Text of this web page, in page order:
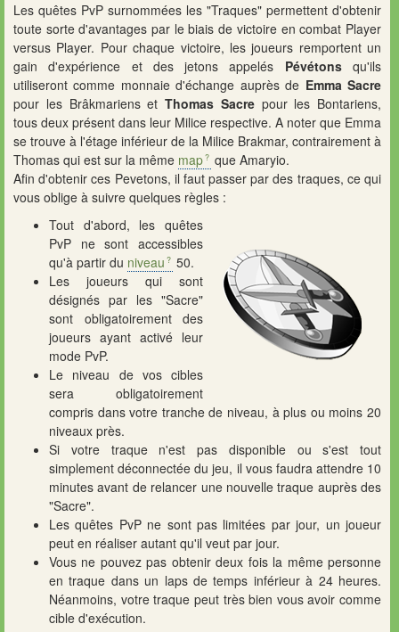
Les quêtes PvP surnommées les "Traques" permettent d'obtenir
toute sorte d'avantages par le biais de victoire en combat Player
versus Player. Pour chaque victoire, les joueurs remportent un
gain d'expérience et des jetons appelés Pévétonsqu'ils
utiliseront comme monnaie d'échange auprès de Emma Sacre
pour les Brâkmariens et Thomas Sacrepour les Bontariens,
tous deux présent dans leur Milice respective. A noter que Emma
se trouve à l'étage inférieur de la Milice Brakmar, contrairement à
Thomas qui est sur la même map
que Amaryio.
Afin d'obtenir ces Pevetons, il faut passer par des traques, ce qui
vous oblige à suivre quelques règles :
Tout d'abord, les quêtes
PvP ne sont accessibles
qu'à partir du niveau
50.
Les joueurs qui sont
désignés par les "Sacre"
sont obligatoirement des
joueurs ayant activé leur
mode PvP.
Le niveau de vos cibles
sera obligatoirement
compris dans votre tranche de niveau, à plus ou moins 20
niveaux près.
Si votre traque n'est pas disponible ou s'est tout
simplement déconnectée du jeu, il vous faudra attendre 10
minutes avant de relancer une nouvelle traque auprès des
"Sacre".
Les quêtes PvP ne sont pas limitées par jour, un joueur
peut en réaliser autant qu'il veut par jour.
Vous ne pouvez pas obtenir deux fois la même personne
en traque dans un laps de temps inférieur à 24 heures.
Néanmoins, votre traque peut très bien vous avoir comme
cible d'exécution.